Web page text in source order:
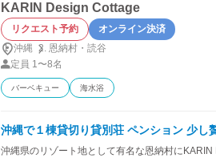
KARIN Design Cottage
リクエスト予約
オンライン決済
沖縄
恩納村・ 読谷
定員 1〜8名
バーベキュー 海水浴
沖縄で１棟貸切り貸別荘 ペンション 少し
沖縄県のリゾート地として有名な恩納村に